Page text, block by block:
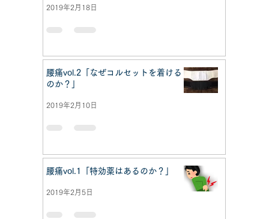
2019年2月18日
腰痛vol.2「なぜコルセットを着ける
のか？」
2019年2月10日
腰痛vol.1「特効薬はあるのか？」
2019年2月5日